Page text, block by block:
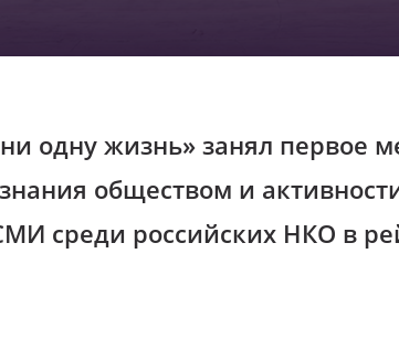
одну жизнь» занял первое
обществом и
среди российских НКО в